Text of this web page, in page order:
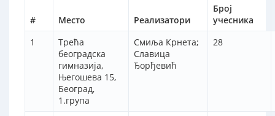
# Место Реализатори
Број
учесника
1
Трећа
београдска
гимназија,
Његошева 15,
Београд,
1.група
Смиља Крнета;
Славица
Ђорђевић
28